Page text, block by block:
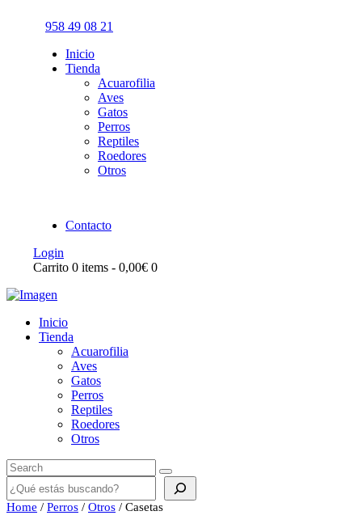
958 49 08 21
Inicio
Tienda
Acuarofilia
Aves
Gatos
Perros
Reptiles
Roedores
Otros
Contacto
Login
Carrito 0 items - 0,00€ 0
Inicio
Tienda
Acuarofilia
Aves
Gatos
Perros
Reptiles
Roedores
Otros
Buscar
Home / Perros / Otros / Casetas